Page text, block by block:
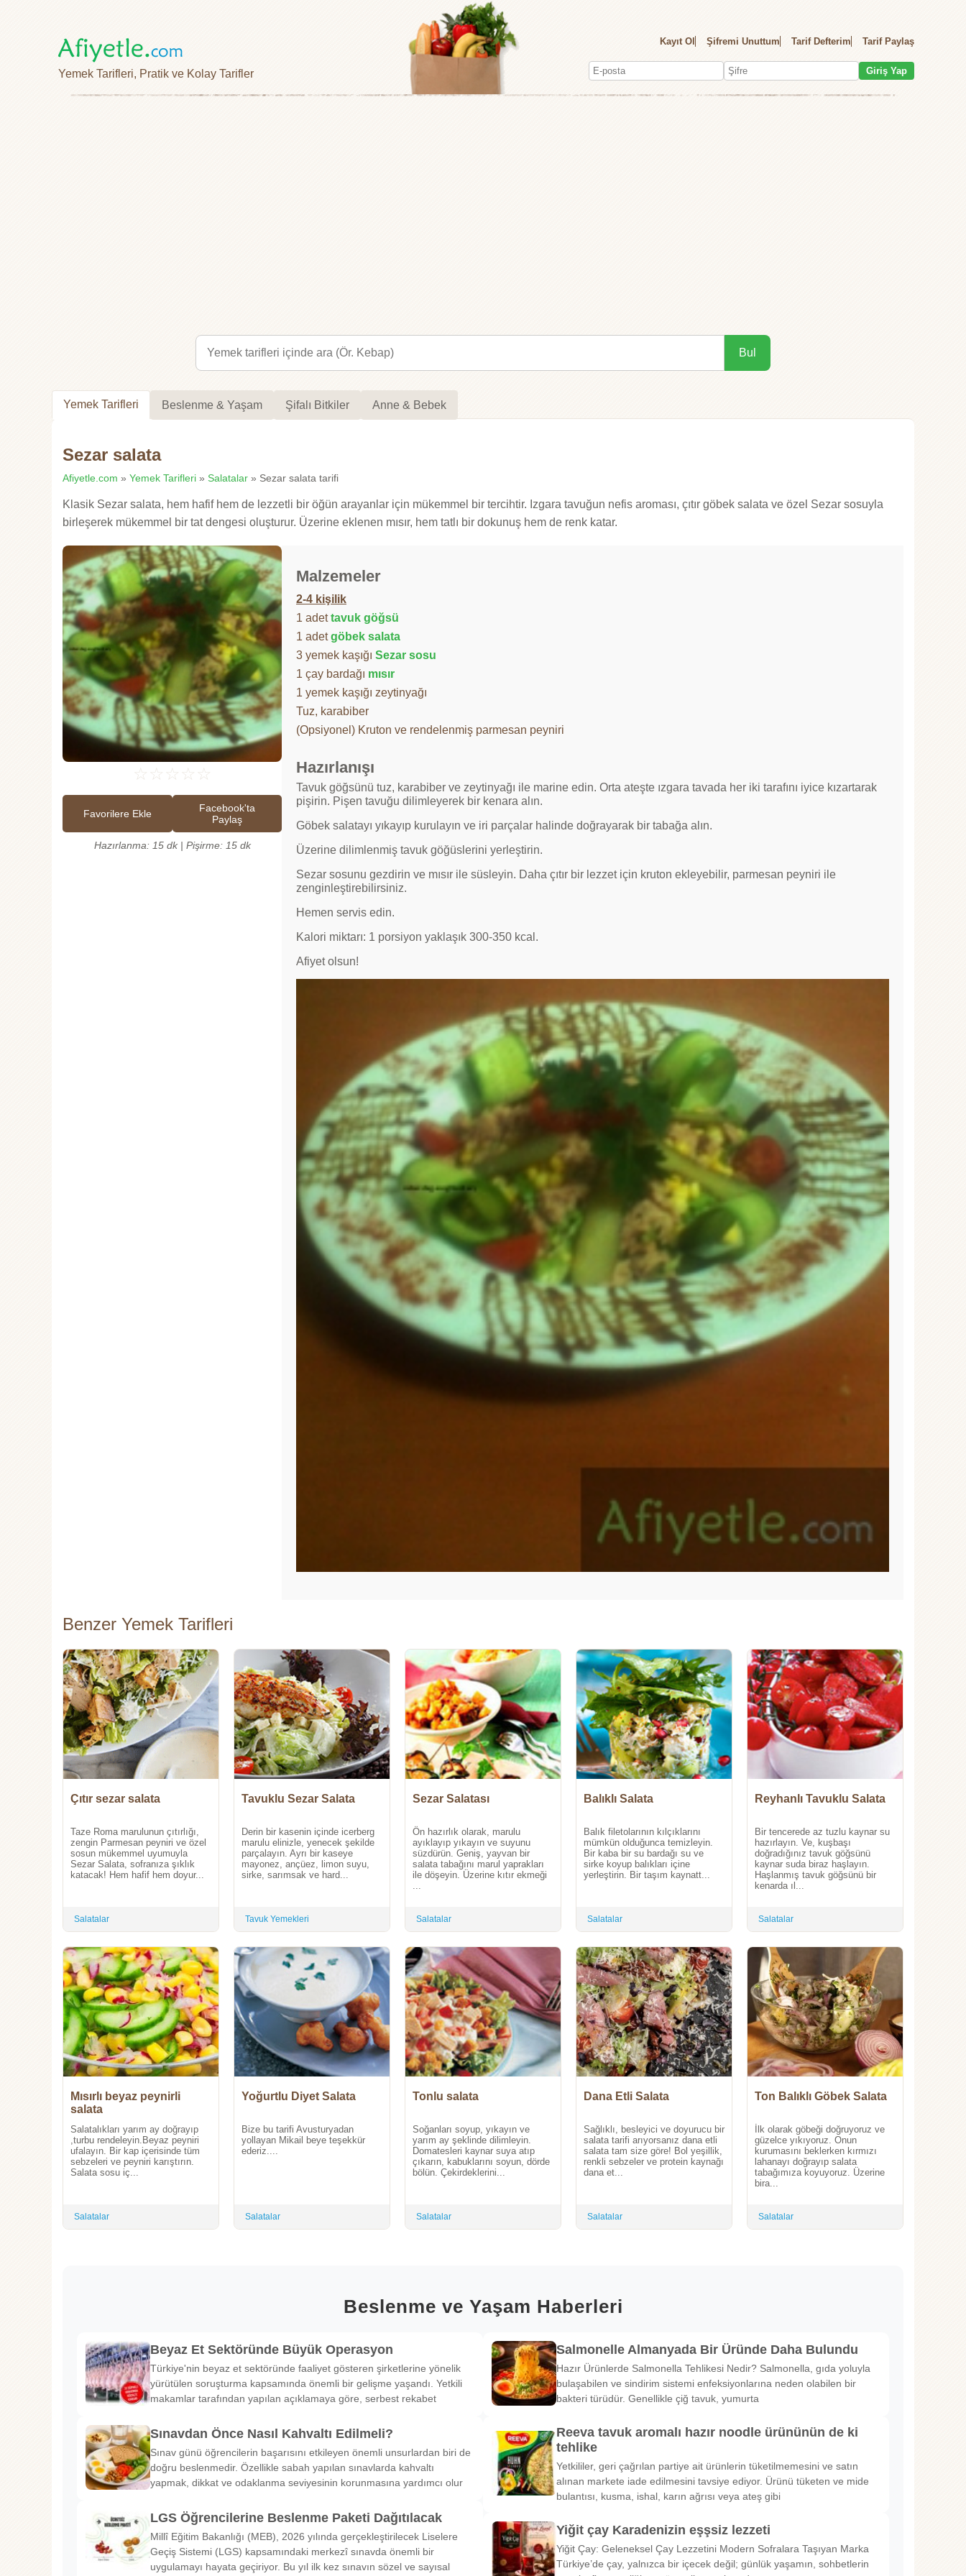
Yemek Tarifleri, Pratik ve Kolay Tarifler
Kayıt Ol Şifremi Unuttum Tarif Defterim Tarif Paylaş
Giriş Yap
Bul
Yemek Tarifleri Beslenme & Yaşam Şifalı Bitkiler Anne & Bebek
Sezar salata
Afiyetle.com » Yemek Tarifleri » Salatalar » Sezar salata tarifi
Klasik Sezar salata, hem hafif hem de lezzetli bir öğün arayanlar için mükemmel bir tercihtir. Izgara tavuğun nefis aroması, çıtır göbek salata ve özel Sezar sosuyla
birleşerek mükemmel bir tat dengesi oluşturur. Üzerine eklenen mısır, hem tatlı bir dokunuş hem de renk katar.
☆ ☆ ☆ ☆ ☆
Favorilere Ekle
Facebook'ta
Paylaş
Hazırlanma: 15 dk | Pişirme: 15 dk
Malzemeler
2-4 kişilik
1 adettavuk göğsü
1 adetgöbek salata
3 yemek kaşığı Sezar sosu
1 çay bardağı mısır
1 yemek kaşığı zeytinyağı
Tuz, karabiber
(Opsiyonel) Kruton ve rendelenmiş parmesan peyniri
Hazırlanışı
Tavuk göğsünü tuz, karabiber ve zeytinyağı ile marine edin. Orta ateşte ızgara tavada her iki tarafını iyice kızartarak
pişirin. Pişen tavuğu dilimleyerek bir kenara alın.
Göbek salatayı yıkayıp kurulayın ve iri parçalar halinde doğrayarak bir tabağa alın.
Üzerine dilimlenmiş tavuk göğüslerini yerleştirin.
Sezar sosunu gezdirin ve mısır ile süsleyin. Daha çıtır bir lezzet için kruton ekleyebilir, parmesan peyniri ile
zenginleştirebilirsiniz.
Hemen servis edin.
Kalori miktarı: 1 porsiyon yaklaşık 300-350 kcal.
Afiyet olsun!
Benzer Yemek Tarifleri
Çıtır sezar salata
Taze Roma marulunun çıtırlığı,
zengin Parmesan peyniri ve özel
sosun mükemmel uyumuyla
Sezar Salata, sofranıza şıklık
katacak! Hem hafif hem doyur...
Salatalar
Tavuklu Sezar Salata
Derin bir kasenin içinde icerberg
marulu elinizle, yenecek şekilde
parçalayın. Ayrı bir kaseye
mayonez, ançüez, limon suyu,
sirke, sarımsak ve hard...
Tavuk Yemekleri
Sezar Salatası
Ön hazırlık olarak, marulu
ayıklayıp yıkayın ve suyunu
süzdürün. Geniş, yayvan bir
salata tabağını marul yaprakları
ile döşeyin. Üzerine kıtır ekmeği
...
Salatalar
Balıklı Salata
Balık filetolarının kılçıklarını
mümkün olduğunca temizleyin.
Bir kaba bir su bardağı su ve
sirke koyup balıkları içine
yerleştirin. Bir taşım kaynatt...
Salatalar
Reyhanlı Tavuklu Salata
Bir tencerede az tuzlu kaynar su
hazırlayın. Ve, kuşbaşı
doğradığınız tavuk göğsünü
kaynar suda biraz haşlayın.
Haşlanmış tavuk göğsünü bir
kenarda ıl...
Salatalar
Mısırlı beyaz peynirli
salata
Salatalıkları yarım ay doğrayıp
,turbu rendeleyin.Beyaz peyniri
ufalayın. Bir kap içerisinde tüm
sebzeleri ve peyniri karıştırın.
Salata sosu iç...
Salatalar
Yoğurtlu Diyet Salata
Bize bu tarifi Avusturyadan
yollayan Mikail beye teşekkür
ederiz....
Salatalar
Tonlu salata
Soğanları soyup, yıkayın ve
yarım ay şeklinde dilimleyin.
Domatesleri kaynar suya atıp
çıkarın, kabuklarını soyun, dörde
bölün. Çekirdeklerini...
Salatalar
Dana Etli Salata
Sağlıklı, besleyici ve doyurucu bir
salata tarifi arıyorsanız dana etli
salata tam size göre! Bol yeşillik,
renkli sebzeler ve protein kaynağı
dana et...
Salatalar
Ton Balıklı Göbek Salata
İlk olarak göbeği doğruyoruz ve
güzelce yıkıyoruz. Onun
kurumasını beklerken kırmızı
lahanayı doğrayıp salata
tabağımıza koyuyoruz. Üzerine
bira...
Salatalar
Beslenme ve Yaşam Haberleri
Beyaz Et Sektöründe Büyük Operasyon
Türkiye'nin beyaz et sektöründe faaliyet gösteren şirketlerine yönelik
yürütülen soruşturma kapsamında önemli bir gelişme yaşandı. Yetkili
makamlar tarafından yapılan açıklamaya göre, serbest rekabet
Sınavdan Önce Nasıl Kahvaltı Edilmeli?
Sınav günü öğrencilerin başarısını etkileyen önemli unsurlardan biri de
doğru beslenmedir. Özellikle sabah yapılan sınavlarda kahvaltı
yapmak, dikkat ve odaklanma seviyesinin korunmasına yardımcı olur
LGS Öğrencilerine Beslenme Paketi Dağıtılacak
Millî Eğitim Bakanlığı (MEB), 2026 yılında gerçekleştirilecek Liselere
Geçiş Sistemi (LGS) kapsamındaki merkezî sınavda önemli bir
uygulamayı hayata geçiriyor. Bu yıl ilk kez sınavın sözel ve sayısal
Salmonelle Almanyada Bir Üründe Daha Bulundu
Hazır Ürünlerde Salmonella Tehlikesi Nedir? Salmonella, gıda yoluyla
bulaşabilen ve sindirim sistemi enfeksiyonlarına neden olabilen bir
bakteri türüdür. Genellikle çiğ tavuk, yumurta
Reeva tavuk aromalı hazır noodle ürününün de ki
tehlike
Yetkililer, geri çağrılan partiye ait ürünlerin tüketilmemesini ve satın
alınan markete iade edilmesini tavsiye ediyor. Ürünü tüketen ve mide
bulantısı, kusma, ishal, karın ağrısı veya ateş gibi
Yiğit çay Karadenizin eşşsiz lezzeti
Yiğit Çay: Geleneksel Çay Lezzetini Modern Sofralara Taşıyan Marka
Türkiye’de çay, yalnızca bir içecek değil; günlük yaşamın, sohbetlerin